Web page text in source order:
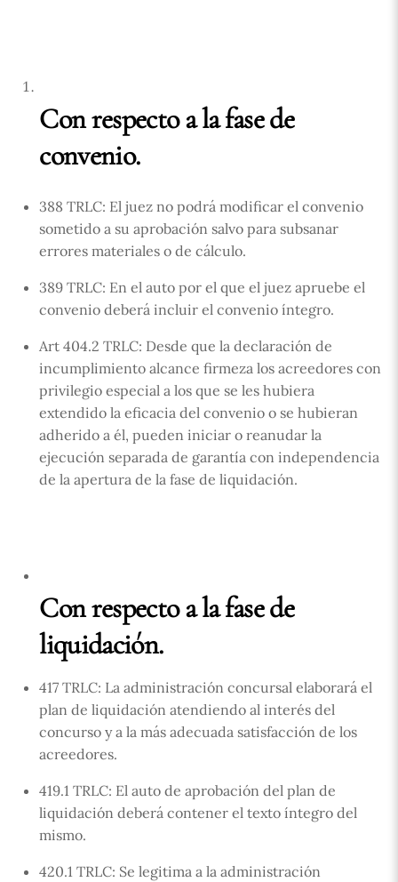
Con respecto a la fase de
convenio.
388 TRLC: El juez no podrá modificar el convenio
sometido a su aprobación salvo para subsanar
errores materiales o de cálculo.
389 TRLC: En el auto por el que el juez apruebe el
convenio deberá incluir el convenio íntegro.
Art 404.2 TRLC: Desde que la declaración de
incumplimiento alcance firmeza los acreedores con
privilegio especial a los que se les hubiera
extendido la eficacia del convenio o se hubieran
adherido a él, pueden iniciar o reanudar la
ejecución separada de garantía con independencia
de la apertura de la fase de liquidación.
Con respecto a la fase de
liquidación.
417 TRLC: La administración concursal elaborará el
plan de liquidación atendiendo al interés del
concurso y a la más adecuada satisfacción de los
acreedores.
419.1 TRLC: El auto de aprobación del plan de
liquidación deberá contener el texto íntegro del
mismo.
420.1 TRLC: Se legitima a la administración